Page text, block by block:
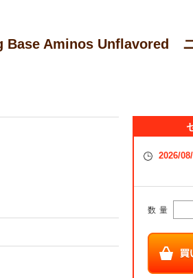
Base Aminos Unflavored
2026/
数量